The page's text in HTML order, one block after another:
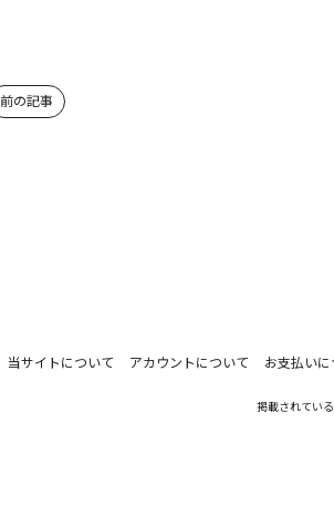
前の記事
当サイトについて アカウントについて お支払い
掲載されてい